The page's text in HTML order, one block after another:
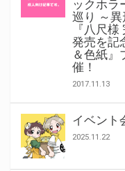
ックホラ
巡り ～異
『八尺
発売を記
＆色紙』
催！
2017.11.13
イベント
2025.11.22